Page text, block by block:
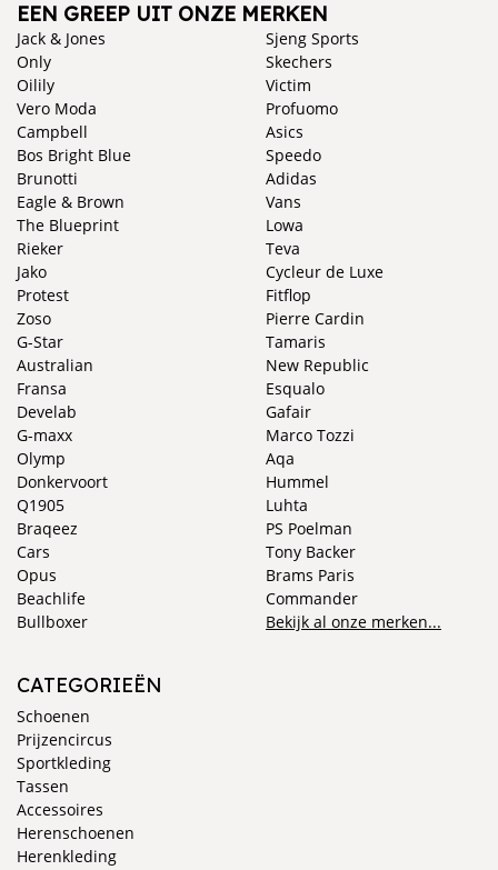
EEN GREEP UIT ONZE MERKEN
Jack & Jones
Only
Oilily
Vero Moda
Campbell
Bos Bright Blue
Brunotti
Eagle & Brown
The Blueprint
Rieker
Jako
Protest
Zoso
Sjeng Sports
Skechers
Victim
Profuomo
Asics
Speedo
Adidas
Vans
Lowa
Teva
Cycleur de Luxe
Fitflop
Pierre Cardin
G-Star
Australian
Fransa
Develab
G-maxx
Olymp
Donkervoort
Q1905
Braqeez
Cars
Opus
Beachlife
Bullboxer
Tamaris
New Republic
Esqualo
Gafair
Marco Tozzi
Aqa
Hummel
Luhta
PS Poelman
Tony Backer
Brams Paris
Commander
Bekijk al onze merken...
CATEGORIEËN
Schoenen
Prijzencircus
Sportkleding
Tassen
Accessoires
Herenschoenen
Herenkleding